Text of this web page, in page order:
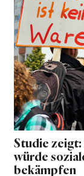
Studie
würde
bekämpfen